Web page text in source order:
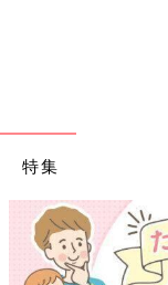
特集
【ワクチン接種でき